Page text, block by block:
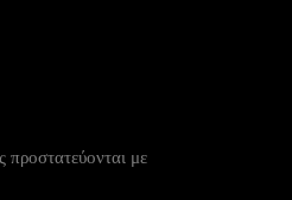
προστατεύονται με